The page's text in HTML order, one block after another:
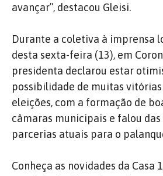
avançar”, destacou Gleisi.
Durante a coletiva à imprensa
desta sexta-feira (13), em
presidenta declarou estar
possibilidade de muitas
eleições, com a formação de
câmaras municipais e falou
parcerias atuais para o
Conheça as novidades da Casa